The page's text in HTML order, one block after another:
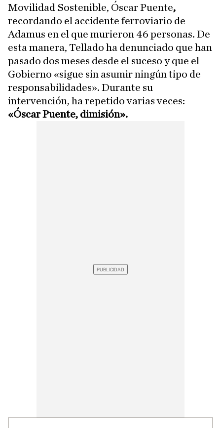
Movilidad Sostenible, Óscar Puente,
recordando el accidente ferroviario de
Adamus en el que murieron 46 personas. De
esta manera, Tellado ha denunciado que han
pasado dos meses desde el suceso y que el
Gobierno «sigue sin asumir ningún tipo de
responsabilidades». Durante su
intervención, ha repetido varias veces:
«Óscar Puente, dimisión».